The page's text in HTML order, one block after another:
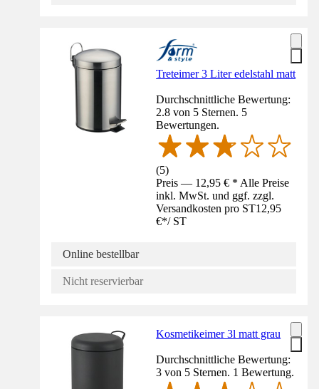
Treteimer 3 Liter edelstahl matt
Durchschnittliche Bewertung:
2.8 von 5 Sternen. 5
Bewertungen.
(5)
Preis — 12,95 € * Alle Preise
inkl. MwSt. und ggf. zzgl.
Versandkosten pro ST12,95
€*/ ST
Online bestellbar
Nicht reservierbar
Kosmetikeimer 3l matt grau
Durchschnittliche Bewertung:
3 von 5 Sternen. 1 Bewertung.